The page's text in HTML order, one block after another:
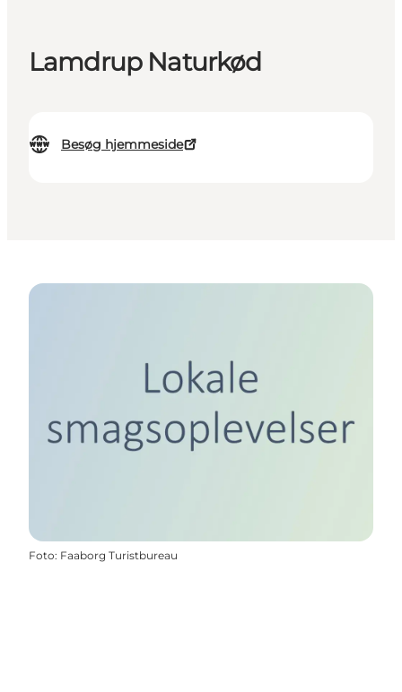
Lamdrup Naturkød
Besøg hjemmeside
Foto: Faaborg Turistbureau